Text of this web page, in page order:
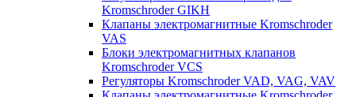
Kromschroder GIKH
Клапаны электромагнитные Kromschroder
VAS
Блоки электромагнитных клапанов
Kromschroder VCS
Регуляторы Kromschroder VAD, VAG, VAV